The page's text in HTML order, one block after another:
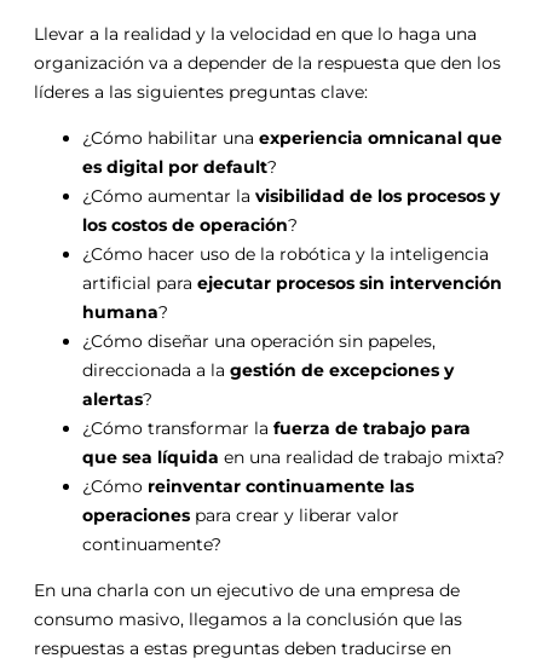
Llevar a la realidad y la velocidad en que lo haga una
organización va a depender de la respuesta que den los
líderes a las siguientes preguntas clave:
¿Cómo habilitar una experiencia omnicanal que
es digital por default?
¿Cómo aumentar la visibilidad de los procesos y
los costos de operación?
¿Cómo hacer uso de la robótica y la inteligencia
artificial para ejecutar procesos sin intervención
humana?
¿Cómo diseñar una operación sin papeles,
direccionada a la gestión de excepciones y
alertas?
¿Cómo transformar la fuerza de trabajo para
que sea líquida en una realidad de trabajo mixta?
¿Cómo reinventar continuamente las
operaciones para crear y liberar valor
continuamente?
En una charla con un ejecutivo de una empresa de
consumo masivo, llegamos a la conclusión que las
respuestas a estas preguntas deben traducirse en